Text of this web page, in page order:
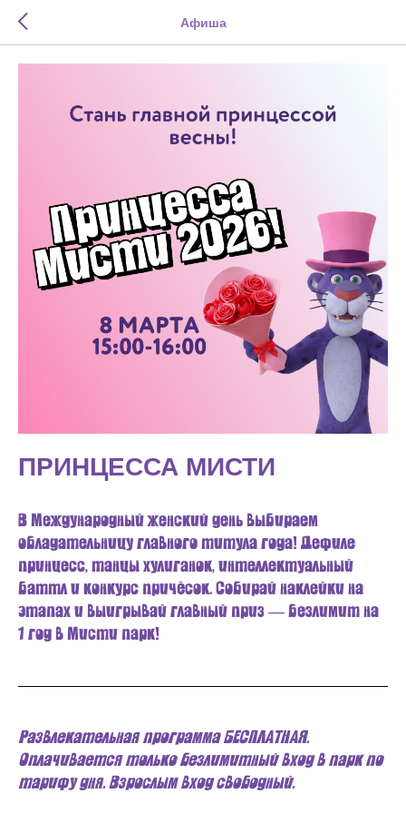
Афиша
ПРИНЦЕССА МИСТИ
В Международный женский день выбираем
обладательницу главного титула года! Дефиле
принцесс, танцы хулиганок, интеллектуальный
баттл и конкурс причёсок. Собирай наклейки на
этапах и выигрывай главный приз — безлимит на
1 год в Мисти парк!
Развлекательная программа БЕСПЛАТНАЯ.
Оплачивается только безлимитный вход в парк по
тарифу дня. Взрослым вход свободный.